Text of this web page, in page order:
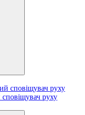
руху